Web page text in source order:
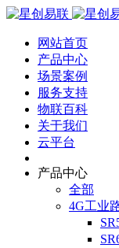
网站首页
产品中心
场景案例
服务支持
物联百科
关于我们
云平台
产品中心
全部
4G工业